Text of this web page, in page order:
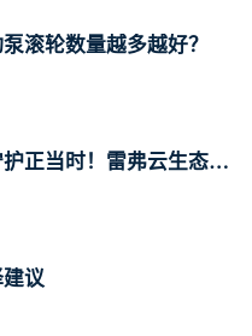
滚轮数量越多越好？
立冬至，智慧守护正当时！雷弗云生态，开启智慧种植新时代
议